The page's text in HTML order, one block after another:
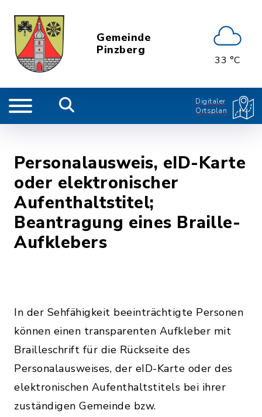
Gemeinde
Pinzberg
33 °C
Digitaler
Ortsplan
Personalausweis, eID-Karte
oder elektronischer
Aufenthaltstitel;
Beantragung eines Braille-
Aufklebers
In der Sehfähigkeit beeinträchtigte Personen
können einen transparenten Aufkleber mit
Brailleschrift für die Rückseite des
Personalausweises, der eID-Karte oder des
elektronischen Aufenthaltstitels bei ihrer
zuständigen Gemeinde bzw.